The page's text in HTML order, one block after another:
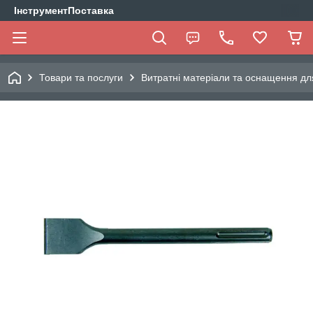
ІнструментПоставка
Товари та послуги Витратні матеріали та оснащення